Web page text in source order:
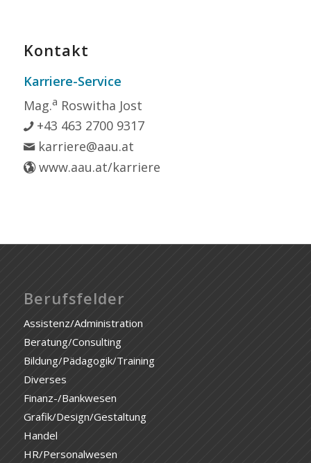
Kontakt
Karriere-Service
Mag.a Roswitha Jost
+43 463 2700 9317
karriere@aau.at
www.aau.at/karriere
Berufsfelder
Assistenz/Administration
Beratung/Consulting
Bildung/Pädagogik/Training
Diverses
Finanz-/Bankwesen
Grafik/Design/Gestaltung
Handel
HR/Personalwesen